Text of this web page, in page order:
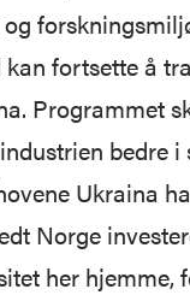
fortsette å
Programmet
bedre i
Ukraina
Norge
her hjemme,